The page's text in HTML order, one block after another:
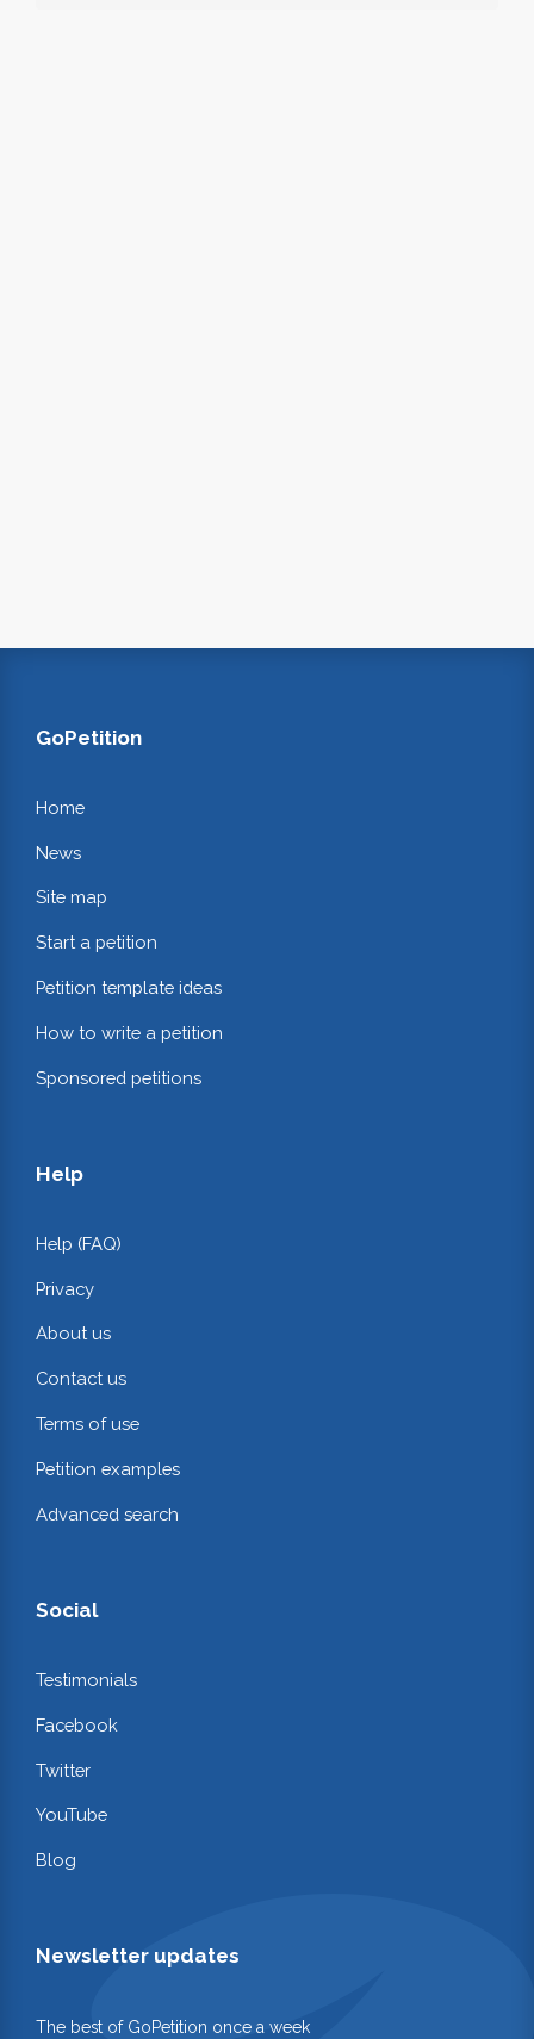
GoPetition
Home
News
Site map
Start a petition
Petition template ideas
How to write a petition
Sponsored petitions
Help
Help (FAQ)
Privacy
About us
Contact us
Terms of use
Petition examples
Advanced search
Social
Testimonials
Facebook
Twitter
YouTube
Blog
Newsletter updates
The best of GoPetition once a week